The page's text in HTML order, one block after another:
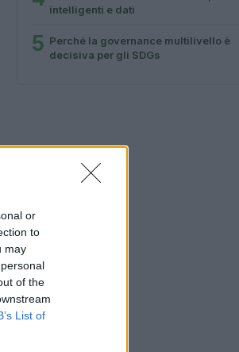
or
to
may
of the
List of
intelligenti e dati
5 Perché la governance multilivello è
decisiva per gli SDGs